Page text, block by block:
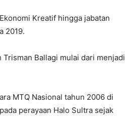
Kreatif hingga jabatan
2019.
Ballagi mulai dari menjadi
MTQ Nasional tahun 2006 di
perayaan Halo Sultra sejak